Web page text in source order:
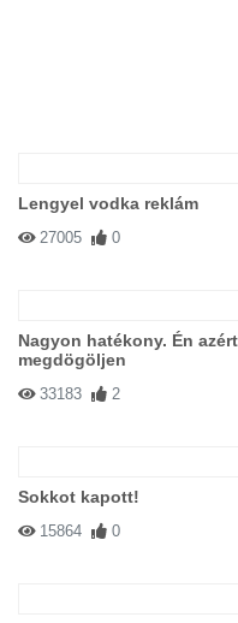
Lengyel vodka reklám
27005 0
Nagyon hatékony. Én
megdögöljen
33183 2
Sokkot kapott!
15864 0